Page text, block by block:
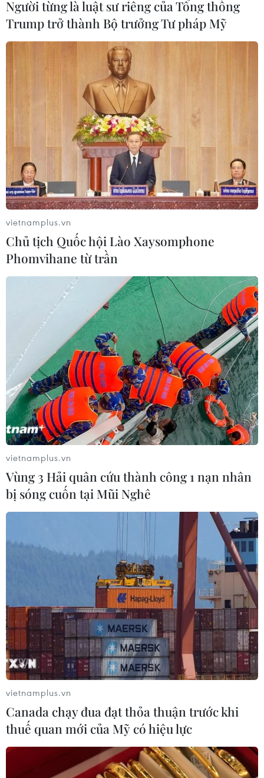
Ăn lê, cam và táo giúp giảm nguy cơ bị các
bệnh về tim mạch
07/04/2016 13:00
Nghiên cứu cho thấy những người ăn hoa quả tươi
hàng ngày sẽ giảm 40% nguy cơ tử vong do các bệnh
về tim mạch và giảm 34% nguy cơ bị mắc các bệnh về
Người từng là luật sư riêng của Tổng thống
Trump trở thành Bộ trưởng Tư pháp Mỹ
vietnamplus.vn
Chủ tịch Quốc hội Lào Xaysomphone
Phomvihane từ trần
vietnamplus.vn
Vùng 3 Hải quân cứu thành công 1 nạn nhân
bị sóng cuốn tại Mũi Nghê
vietnamplus.vn
Canada chạy đua đạt thỏa thuận trước khi
thuế quan mới của Mỹ có hiệu lực